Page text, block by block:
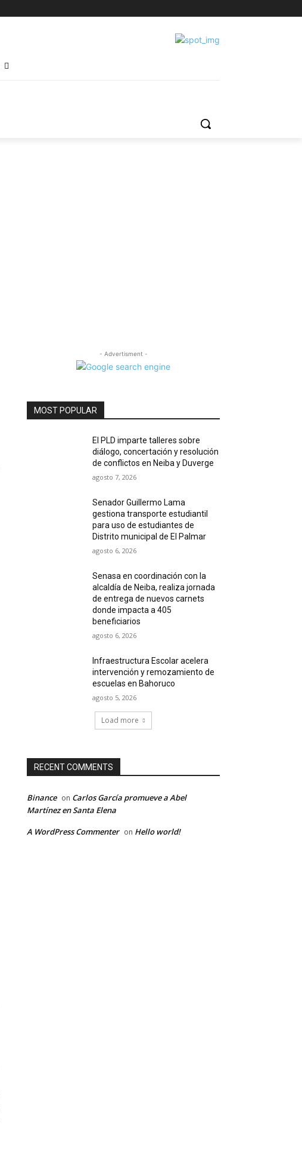
- Advertisment -
MOST POPULAR
El PLD imparte talleres sobre
diálogo, concertación y resolución
de conflictos en Neiba y Duverge
agosto 7, 2026
Senador Guillermo Lama
gestiona transporte estudiantil
para uso de estudiantes de
Distrito municipal de El Palmar
agosto 6, 2026
Senasa en coordinación con la
alcaldía de Neiba, realiza jornada
de entrega de nuevos carnets
donde impacta a 405
beneficiarios
agosto 6, 2026
Infraestructura Escolar acelera
intervención y remozamiento de
escuelas en Bahoruco
agosto 5, 2026
Load more
RECENT COMMENTS
Binance on Carlos García promueve a Abel
Martínez en Santa Elena
A WordPress Commenter on Hello world!